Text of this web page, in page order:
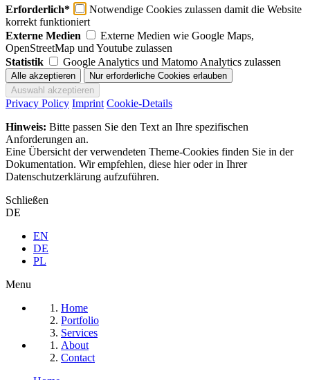
Erforderlich*
Notwendige Cookies zulassen damit die Website
korrekt funktioniert
Externe Medien
Externe Medien wie Google Maps,
OpenStreetMap und Youtube zulassen
Statistik
Google Analytics und Matomo Analytics zulassen
Privacy Policy Imprint Cookie-Details
Hinweis: Bitte passen Sie den Text an Ihre spezifischen
Anforderungen an.
Eine Übersicht der verwendeten Theme-Cookies finden Sie in der
Dokumentation. Wir empfehlen, diese hier oder in Ihrer
Datenschutzerklärung aufzuführen.
Schließen
DE
EN
DE
PL
Menu
Home
Portfolio
Services
About
Contact